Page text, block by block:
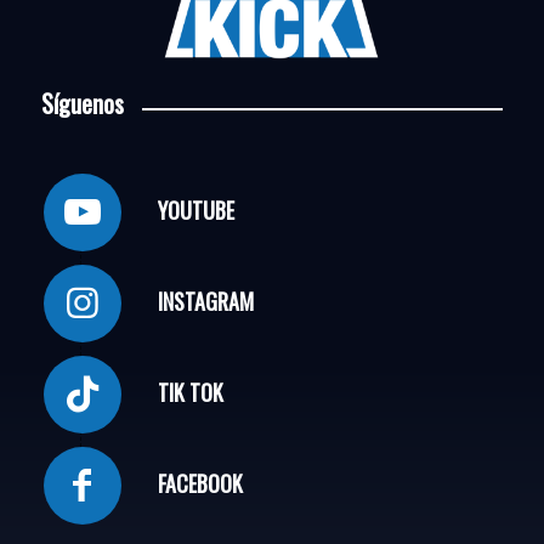
Síguenos
YOUTUBE
INSTAGRAM
TIK TOK
FACEBOOK